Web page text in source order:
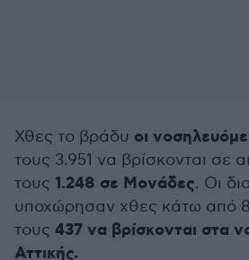
Χθες το βράδυ οι
τους 3.951 να βρίσκονται σε
τους 1.248 σε Μονάδες. Οι
υποχώρησαν χθες κάτω από
τους 437 να βρίσκονται στα
Αττικής.